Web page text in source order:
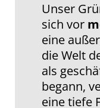
Unser
sich vor
eine
die Welt
als
begann,
eine tiefe